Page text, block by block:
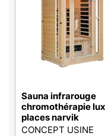
Sauna infrarouge
chromothérapie
places narvik
CONCEPT USINE